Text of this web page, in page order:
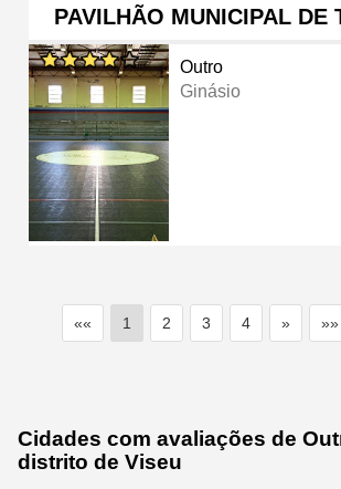
PAVILHÃO MUNICIPAL DE
Outro
Ginásio
«« 1 2 3 4 » »»
Cidades com avaliações de
distrito de Viseu